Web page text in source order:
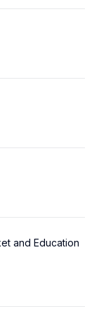
and Education